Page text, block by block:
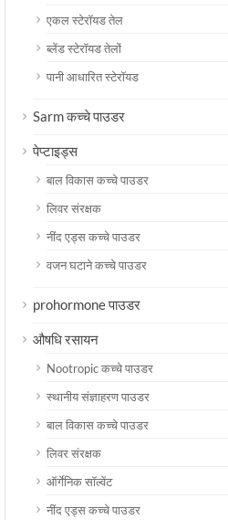
एकल स्टेरॉयड तेल
ब्लेंड स्टेरॉयड तेलों
पानी आधारित स्टेरॉयड
Sarm कच्चे पाउडर
पेप्टाइड्स
बाल विकास कच्चे पाउडर
लिवर संरक्षक
नींद एड्स कच्चे पाउडर
वजन घटाने कच्चे पाउडर
prohormone पाउडर
औषधि रसायन
Nootropic कच्चे पाउडर
स्थानीय संज्ञाहरण पाउडर
बाल विकास कच्चे पाउडर
लिवर संरक्षक
ऑर्गेनिक सॉल्वेंट
नींद एड्स कच्चे पाउडर